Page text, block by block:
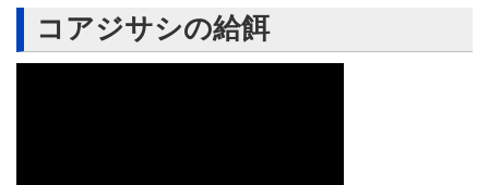
コアジサシの給餌